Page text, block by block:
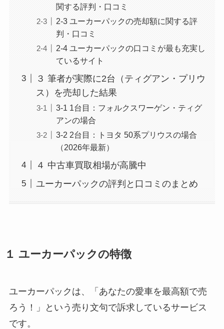
関する評判・口コミ
2-3 ユーカーパックの売却額に関する評
判・口コミ
2-4 ユーカーパックの口コミが最も充実し
ているサイト
３ 筆者が実際に2台（ティグアン・プリウ
ス）を売却した結果
3-1 1台目：フォルクスワーゲン・ティグ
アンの場合
3-2 2台目：トヨタ 50系プリウスの場合
（2026年最新）
４ 中古車買取相場が高騰中
ユーカーパックの評判と口コミのまとめ
１ ユーカーパックの特徴
ユーカーパックは、「あなたの愛車を最高額で売
ろう！」という売り文句で訴求しているサービス
です。